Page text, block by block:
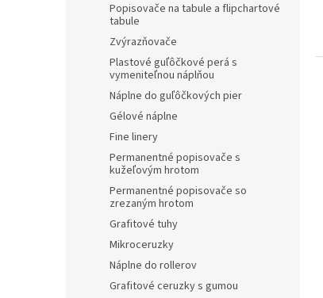
Popisovače na tabule a flipchartové
tabule
Zvýrazňovače
Plastové guľôčkové perá s
vymeniteľnou náplňou
Náplne do guľôčkových pier
Gélové náplne
Fine linery
Permanentné popisovače s
kužeľovým hrotom
Permanentné popisovače so
zrezaným hrotom
Grafitové tuhy
Mikroceruzky
Náplne do rollerov
Grafitové ceruzky s gumou